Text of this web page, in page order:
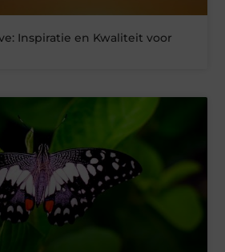
Inspiratie en Kwaliteit voor